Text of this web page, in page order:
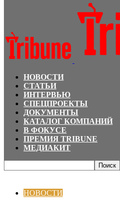
НОВОСТИ
СТАТЬИ
ИНТЕРВЬЮ
СПЕЦПРОЕКТЫ
ДОКУМЕНТЫ
КАТАЛОГ КОМПАНИЙ
В ФОКУСЕ
ПРЕМИЯ TRIBUNE
МЕДИАКИТ
НОВОСТИ